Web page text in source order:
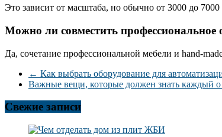
Это зависит от масштаба, но обычно от 3000 до
Можно ли совместить профессиональное
Да, сочетание профессиональной мебели и hand-
← Как выбрать оборудование для
Важные вещи, которые должен знать каждый
Свежие записи